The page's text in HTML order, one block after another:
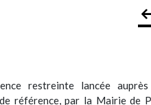
restreinte lancée
référence, par la Mairie de